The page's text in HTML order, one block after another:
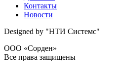
Контакты
Новости
Designed by "НТИ Системс"
ООО «Сорден»
Все права защищены